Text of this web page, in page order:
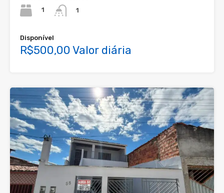
1
1
Disponível
R$500,00 Valor diária